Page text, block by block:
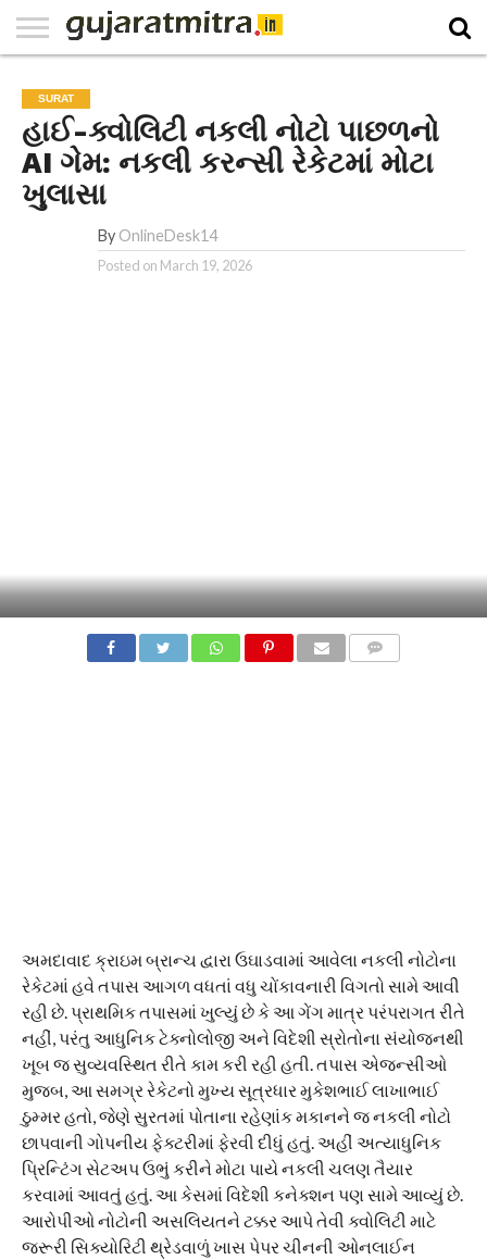
PAPER
NATIONAL
WORLD
BUSINESS
SPORTS
GUJARAT
OPINION
MORE
SURAT
હાઈ-ક્વોલિટી નકલી નોટો પાછળનો
AI ગેમ: નકલી કરન્સી રેકેટમાં મોટા
ખુલાસા
By OnlineDesk14
Posted on March 19, 2026
અમદાવાદ ક્રાઇમ બ્રાન્ચ દ્વારા ઉઘાડવામાં આવેલા નકલી નોટોના
રેકેટમાં હવે તપાસ આગળ વધતાં વધુ ચોંકાવનારી વિગતો સામે આવી
રહી છે. પ્રાથમિક તપાસમાં ખુલ્યું છે કે આ ગેંગ માત્ર પરંપરાગત રીતે
નહીં, પરંતુ આધુનિક ટેક્નોલોજી અને વિદેશી સ્રોતોના સંયોજનથી
ખૂબ જ સુવ્યવસ્થિત રીતે કામ કરી રહી હતી. તપાસ એજન્સીઓ
મુજબ, આ સમગ્ર રેકેટનો મુખ્ય સૂત્રધાર મુકેશભાઈ લાખાભાઈ
ઠુમ્મર હતો, જેણે સુરતમાં પોતાના રહેણાંક મકાનને જ નકલી નોટો
છાપવાની ગોપનીય ફેક્ટરીમાં ફેરવી દીધું હતું. અહીં અત્યાધુનિક
પ્રિન્ટિંગ સેટઅપ ઉભું કરીને મોટા પાયે નકલી ચલણ તૈયાર
કરવામાં આવતું હતું. આ કેસમાં વિદેશી કનેક્શન પણ સામે આવ્યું છે.
આરોપીઓ નોટોની અસલિયતને ટક્કર આપે તેવી ક્વોલિટી માટે
જરૂરી સિક્યોરિટી થ્રેડવાળું ખાસ પેપર ચીનની ઓનલાઈન